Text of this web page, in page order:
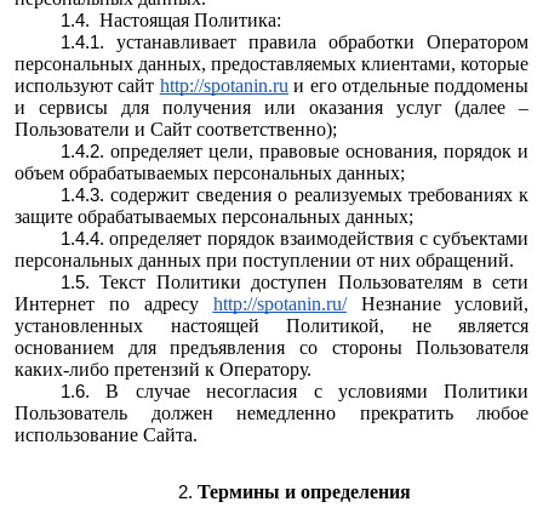
Настоящая Политика:
устанавливает правила обработки Оператором
персональных данных, предоставляемых клиентами, которые
используют сайт http://spotanin.ru и его отдельные поддомены
и сервисы для получения или оказания услуг (далее –
Пользователи и Сайт соответственно);
определяет цели, правовые основания, порядок и
объем обрабатываемых персональных данных;
содержит сведения о реализуемых требованиях к
защите обрабатываемых персональных данных;
определяет порядок взаимодействия с субъектами
персональных данных при поступлении от них обращений.
Текст Политики доступен Пользователям в сети
Интернет по адресу http://spotanin.ru/
Незнание условий,
установленных настоящей Политикой, не является
основанием для предъявления со стороны Пользователя
каких-либо претензий к Оператору.
В случае несогласия с условиями Политики
Пользователь должен немедленно прекратить любое
использование Сайта.
Термины и определения